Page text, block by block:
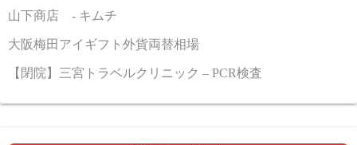
山下商店 - キムチ
大阪梅田アイギフト外貨両替相場
【閉院】三宮トラベルクリニック – PCR検査